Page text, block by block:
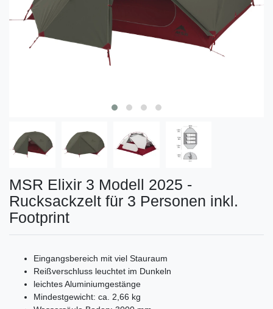
MSR Elixir 3 Modell 2025 -
Rucksackzelt für 3 Personen inkl.
Footprint
Eingangsbereich mit viel Stauraum
Reißverschluss leuchtet im Dunkeln
leichtes Aluminiumgestänge
Mindestgewicht: ca. 2,66 kg